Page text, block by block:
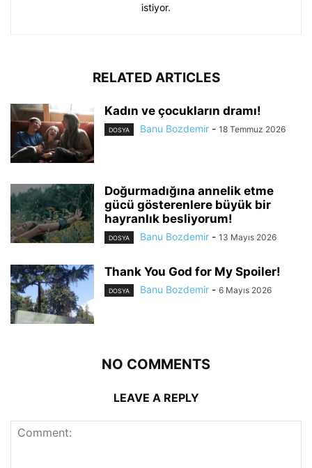
istiyor.
RELATED ARTICLES
Kadın ve çocukların dramı!
DOSYA Banu Bozdemir - 18 Temmuz 2026
Doğurmadığına annelik etme
gücü gösterenlere büyük bir
hayranlık besliyorum!
DOSYA Banu Bozdemir - 13 Mayıs 2026
Thank You God for My Spoiler!
DOSYA Banu Bozdemir - 6 Mayıs 2026
NO COMMENTS
LEAVE A REPLY